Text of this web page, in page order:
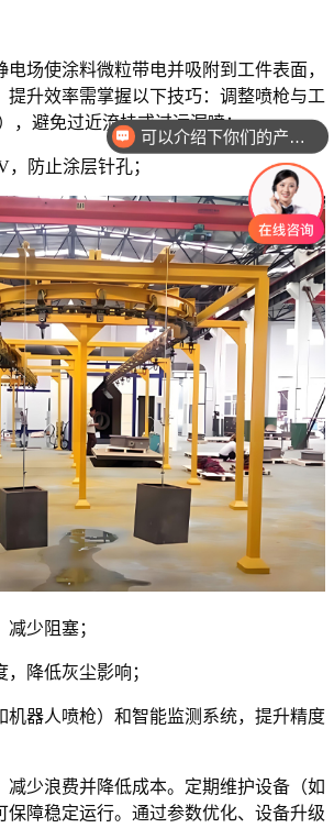
场使涂料微粒带电并吸附到工件表面，
提升效率需掌握以下技巧：调整喷枪与工
，避免过近流挂或过远漏喷；
，防止涂层针孔；
少阻塞；
降低灰尘影响；
机器人喷枪）和智能监测系统，提升精度
减少浪费并降低成本。定期维护设备（如
保障稳定运行。通过参数优化、设备升级